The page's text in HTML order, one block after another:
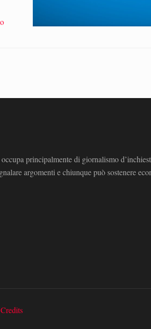
principalmente di giornalismo
argomenti e chiunque può sostenere
Credits